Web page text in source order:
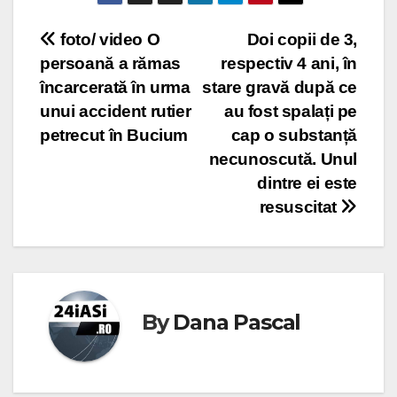
Post
navigation
Doi copii de 3,
respectiv 4 ani, în
stare gravă după ce
au fost spalați pe
cap o substanță
necunoscută. Unul
dintre ei este
resuscitat
foto/ video O
persoană a rămas
încarcerată în urma
unui accident rutier
petrecut în Bucium
ByDana Pascal